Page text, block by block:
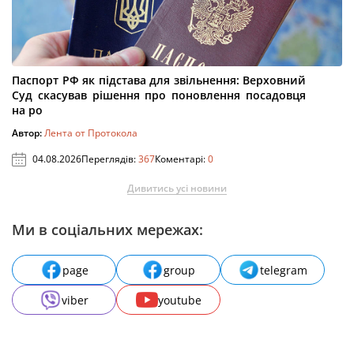
Паспорт РФ як підстава для звільнення: Верховний
Суд скасував рішення про поновлення посадовця
на ро
Автор:Лента от Протокола
04.08.2026Переглядів:367Коментарі:0
Дивитись усі новини
Ми в соціальних мережах:
page group
telegram
viber
youtube